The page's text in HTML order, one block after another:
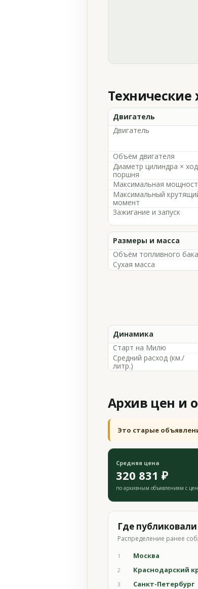
Технические
Двигатель
Двигатель
Объём двигателя
Диаметр цилиндра × ход
поршня
Максимальная
Максимальный
момент
Зажигание и запуск
Размеры и масса
Объём топливного бака
Сухая масса
Динамика
Старт на Милю
Средний расход (км./
литр.)
Архив цен и
Это старые
Средняя цена
320 831 ₽
по архивным объявлениям с
Где
Распределение ранее
1 Москва
2
Краснодарский
3
Санкт-Петербург